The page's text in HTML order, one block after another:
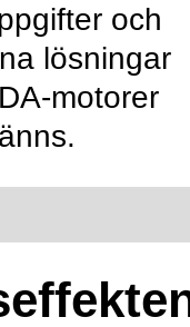
och
lösningar
motorer